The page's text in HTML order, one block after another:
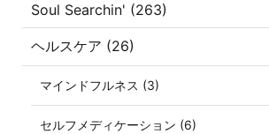
Soul Searchin' (263)
ヘルスケア (26)
マインドフルネス (3)
セルフメディケーション (6)